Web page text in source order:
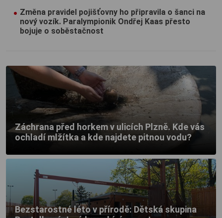
Změna pravidel pojišťovny ho připravila o šanci na
nový vozík. Paralympionik Ondřej Kaas přesto
bojuje o soběstačnost
Záchrana před horkem v ulicích Plzně. Kde vás
ochladí mlžítka a kde najdete pitnou vodu?
Bezstarostné léto v přírodě: Dětská skupina